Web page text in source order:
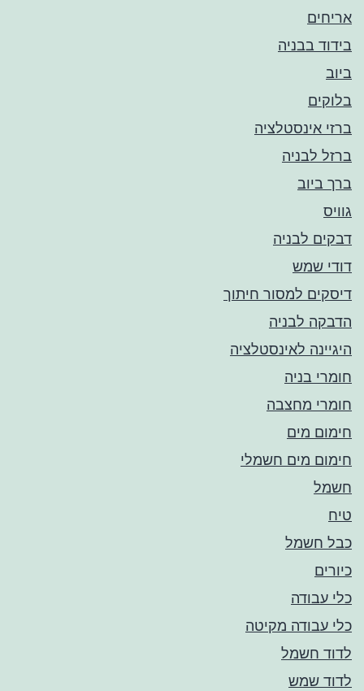
אריחים
בידוד בבניה
ביוב
בלוקים
ברזי אינסטלציה
ברזל לבניה
ברך ביוב
גוויס
דבקים לבניה
דודי שמש
דיסקים למסור חיתוך
הדבקה לבניה
היגיינה לאינסטלציה
חומרי בניה
חומרי מחצבה
חימום מים
חימום מים חשמלי
חשמל
טיח
כבל חשמל
כיורים
כלי עבודה
כלי עבודה מקיטה
לדוד חשמל
לדוד שמש